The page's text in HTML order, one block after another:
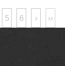
5 6 › ››